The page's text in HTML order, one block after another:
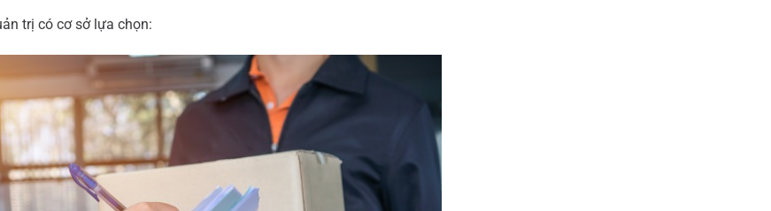
trị có cơ sở lựa chọn: